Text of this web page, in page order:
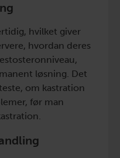
hvilket giver
hvordan deres
løsning. Det
om kastration
før man